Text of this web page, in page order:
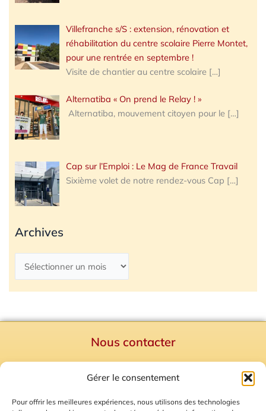
Gérer le consentement
Pour offrir les meilleures expériences, nous utilisons des technologies
Villefranche s/S : extension, rénovation et
réhabilitation du centre scolaire Pierre Montet,
pour une rentrée en septembre !
Visite de chantier au centre scolaire […]
Alternatiba « On prend le Relay ! »
Alternatiba, mouvement citoyen pour le […]
Cap sur l’Emploi : Le Mag de France Travail
Sixième volet de notre rendez-vous Cap […]
Archives
Nous contacter
Mentions Légales
Plan du site